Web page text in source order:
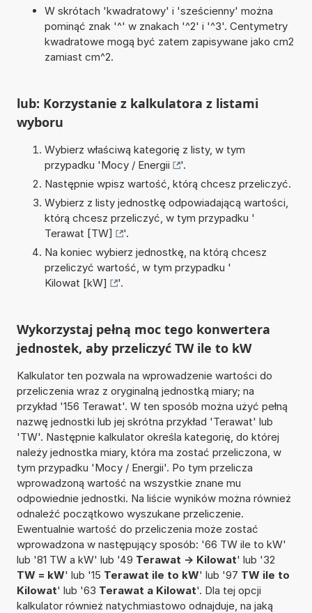
W skrótach 'kwadratowy' i 'sześcienny' można
pominąć znak '^' w znakach '^2' i '^3'. Centymetry
kwadratowe mogą być zatem zapisywane jako cm2
zamiast cm^2.
lub: Korzystanie z kalkulatora z listami
wyboru
Wybierz właściwą kategorię z listy, w tym
przypadku 'Mocy / Energii
'.
Następnie wpisz wartość, którą chcesz przeliczyć.
Wybierz z listy jednostkę odpowiadającą wartości,
którą chcesz przeliczyć, w tym przypadku '
Terawat [TW]
'.
Na koniec wybierz jednostkę, na którą chcesz
przeliczyć wartość, w tym przypadku '
Kilowat [kW]
'.
Wykorzystaj pełną moc tego konwertera
jednostek, aby przeliczyć TW ile to kW
Kalkulator ten pozwala na wprowadzenie wartości do
przeliczenia wraz z oryginalną jednostką miary; na
przykład '156 Terawat'. W ten sposób można użyć pełną
nazwę jednostki lub jej skrótna przykład 'Terawat' lub
'TW'. Następnie kalkulator określa kategorię, do której
należy jednostka miary, która ma zostać przeliczona, w
tym przypadku 'Mocy / Energii'. Po tym przelicza
wprowadzoną wartość na wszystkie znane mu
odpowiednie jednostki. Na liście wyników można również
odnaleźć początkowo wyszukane przeliczenie.
Ewentualnie wartość do przeliczenia może zostać
wprowadzona w następujący sposób: '66 TW ile to kW'
lub '81 TW a kW' lub '49 Terawat -> Kilowat' lub '32
TW = kW' lub '15 Terawat ile to kW' lub '97 TW ile to
Kilowat' lub '63 Terawat a Kilowat'. Dla tej opcji
kalkulator również natychmiastowo odnajduje, na jaką